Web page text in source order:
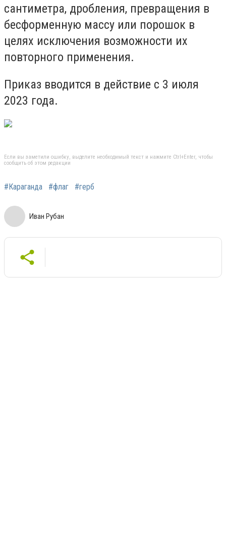
сантиметра, дробления, превращения в
бесформенную массу или порошок в
целях исключения возможности их
повторного применения.
Приказ вводится в действие с 3 июля
2023 года.
Если вы заметили ошибку, выделите необходимый текст и нажмите Ctrl+Enter, чтобы
сообщить об этом редакции
#Караганда #флаг #герб
Иван Рубан